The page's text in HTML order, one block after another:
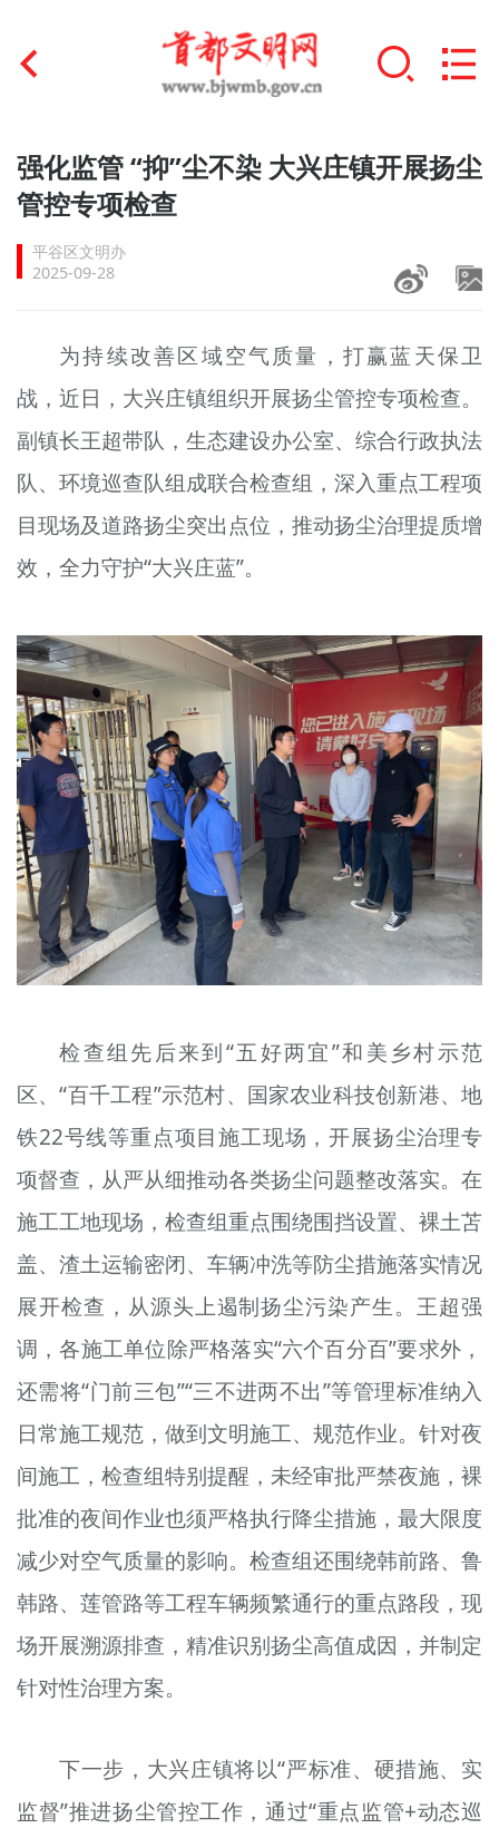
首页
文明创建
文明实践
未成年人思想道德建设
榜样人物
+
身边好人
文明评论
北京宣传文化引导基金
宣传思想文化人才
专题
资料库
+
强化监管 “抑”尘不染 大兴庄镇开展扬尘
管控专项检查
平谷区文明办
2025-09-28
为持续改善区域空气质量，打赢蓝天保卫
战，近日，大兴庄镇组织开展扬尘管控专项检查。
副镇长王超带队，生态建设办公室、综合行政执法
队、环境巡查队组成联合检查组，深入重点工程项
目现场及道路扬尘突出点位，推动扬尘治理提质增
效，全力守护“大兴庄蓝”。
检查组先后来到“五好两宜”和美乡村示范
区、“百千工程”示范村、国家农业科技创新港、地
铁22号线等重点项目施工现场，开展扬尘治理专
项督查，从严从细推动各类扬尘问题整改落实。在
施工工地现场，检查组重点围绕围挡设置、裸土苫
盖、渣土运输密闭、车辆冲洗等防尘措施落实情况
展开检查，从源头上遏制扬尘污染产生。王超强
调，各施工单位除严格落实“六个百分百”要求外，
还需将“门前三包”“三不进两不出”等管理标准纳入
日常施工规范，做到文明施工、规范作业。针对夜
间施工，检查组特别提醒，未经审批严禁夜施，裸
批准的夜间作业也须严格执行降尘措施，最大限度
减少对空气质量的影响。检查组还围绕韩前路、鲁
韩路、莲管路等工程车辆频繁通行的重点路段，现
场开展溯源排查，精准识别扬尘高值成因，并制定
针对性治理方案。
下一步，大兴庄镇将以“严标准、硬措施、实
监督”推进扬尘管控工作，通过“重点监管+动态巡